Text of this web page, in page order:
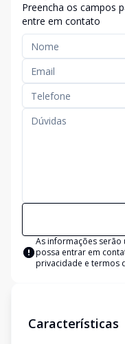
Preencha os campos
entre em contato
As informações serão
possa entrar em
privacidade e termos
Características